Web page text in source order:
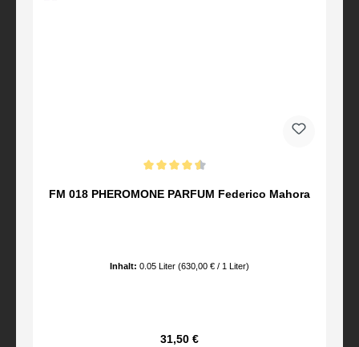
FM 018 PHEROMONE PARFUM Federico Mahora
Inhalt: 0.05 Liter (630,00 € / 1 Liter)
Regulärer Preis:
31,50 €